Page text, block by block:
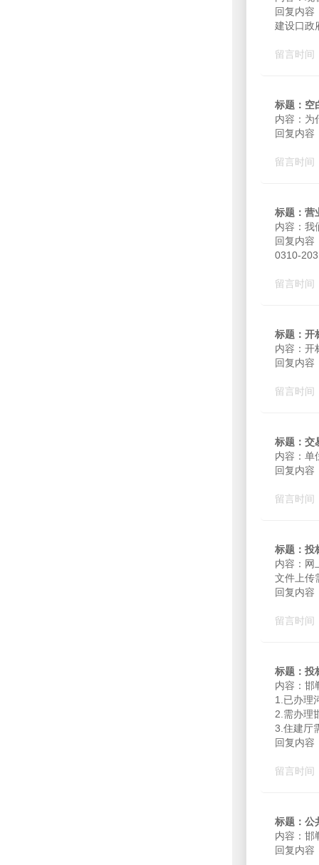
回复内容
建设口政
留言时间
标题：空
内容：为
回复内容
留言时间
标题：营
内容：我
回复内容
0310-
留言时间
标题：开
内容：开
回复内容
留言时间
标题：交
内容：单
回复内容
留言时间
标题：投
内容：网
文件上传
回复内容
留言时间
标题：投
内容：邯
1.已办理
2.需办理
3.住建厅
回复内容
留言时间
标题：公
内容：邯
回复内容